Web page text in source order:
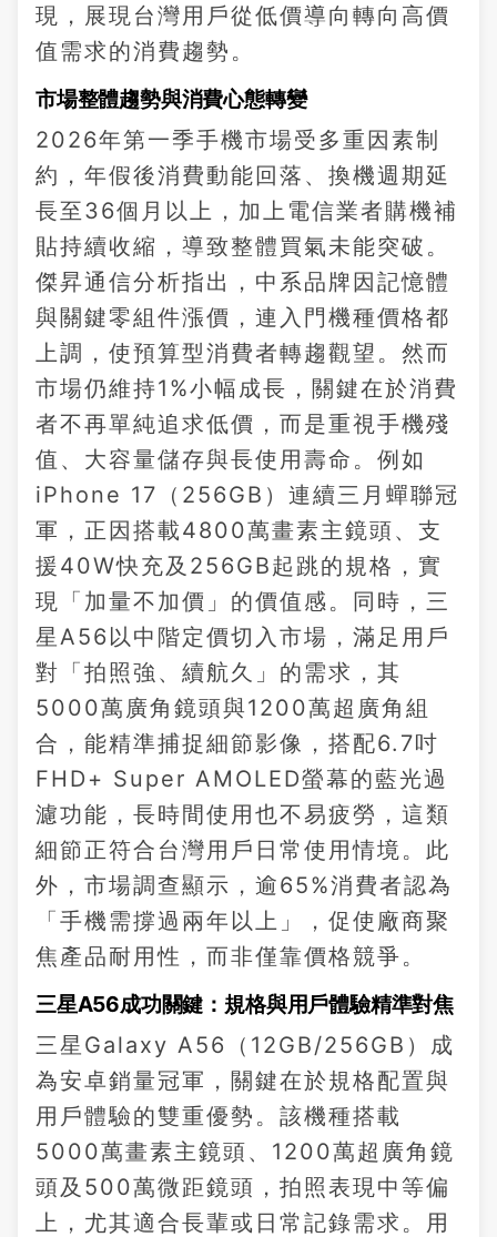
現，展現台灣用戶從低價導向轉向高價
值需求的消費趨勢。
市場整體趨勢與消費心態轉變
2026年第一季手機市場受多重因素制
約，年假後消費動能回落、換機週期延
長至36個月以上，加上電信業者購機補
貼持續收縮，導致整體買氣未能突破。
傑昇通信分析指出，中系品牌因記憶體
與關鍵零組件漲價，連入門機種價格都
上調，使預算型消費者轉趨觀望。然而
市場仍維持1%小幅成長，關鍵在於消費
者不再單純追求低價，而是重視手機殘
值、大容量儲存與長使用壽命。例如
iPhone 17（256GB）連續三月蟬聯冠
軍，正因搭載4800萬畫素主鏡頭、支
援40W快充及256GB起跳的規格，實
現「加量不加價」的價值感。同時，三
星A56以中階定價切入市場，滿足用戶
對「拍照強、續航久」的需求，其
5000萬廣角鏡頭與1200萬超廣角組
合，能精準捕捉細節影像，搭配6.7吋
FHD+ Super AMOLED螢幕的藍光過
濾功能，長時間使用也不易疲勞，這類
細節正符合台灣用戶日常使用情境。此
外，市場調查顯示，逾65%消費者認為
「手機需撐過兩年以上」，促使廠商聚
焦產品耐用性，而非僅靠價格競爭。
三星A56成功關鍵：規格與用戶體驗精準對焦
三星Galaxy A56（12GB/256GB）成
為安卓銷量冠軍，關鍵在於規格配置與
用戶體驗的雙重優勢。該機種搭載
5000萬畫素主鏡頭、1200萬超廣角鏡
頭及500萬微距鏡頭，拍照表現中等偏
上，尤其適合長輩或日常記錄需求。用